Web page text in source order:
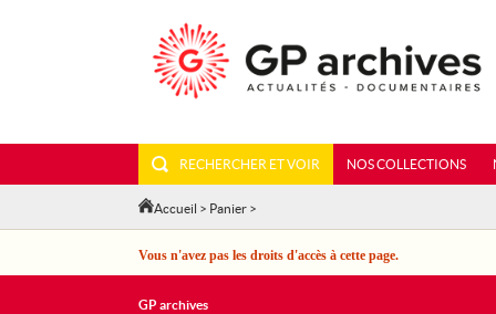
RECHERCHER ET VOIR NOS COLLECTIONS
Accueil > Panier >
Vous n'avez pas les droits d'accès à cette page.
GP archives